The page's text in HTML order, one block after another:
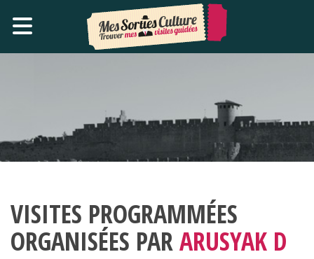
VISITES PROGRAMMÉES
ORGANISÉES PARARUSYAK D